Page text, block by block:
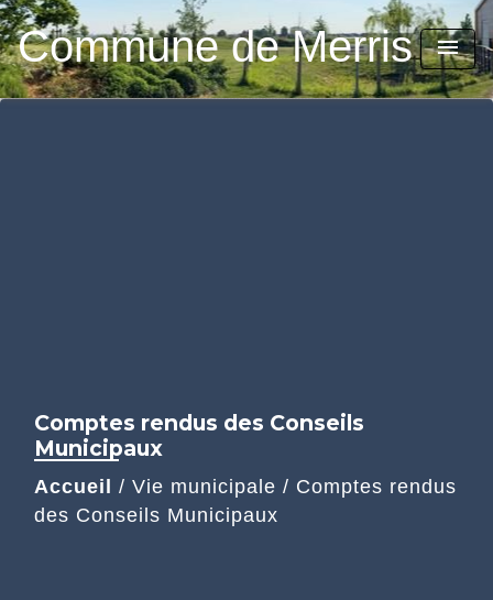
Commune de Merris menu
Comptes rendus des Conseils
Municipaux
Accueil / Vie municipale / Comptes rendus
des Conseils Municipaux